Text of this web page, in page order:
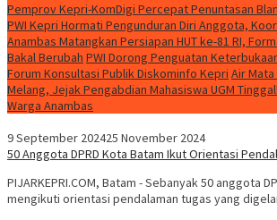
Pemprov Kepri-KomDigi Percepat Penuntasan
PWI Kepri Hormati Pengunduran Diri Anggota,
Anambas Matangkan Persiapan HUT ke-81 RI,
Bakal Berubah PWI Dorong Penguatan
Forum Konsultasi Publik Diskominfo Kepri Air
Melang, Jejak Pengabdian Mahasiswa UGM
Warga Anambas
9 September 202425 November 2024
50 Anggota DPRD Kota Batam Ikut Orientasi
PIJARKEPRI.COM, Batam - Sebanyak 50 anggota
mengikuti orientasi pendalaman tugas yang